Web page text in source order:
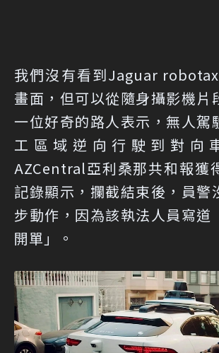
我們沒有看到Jaguar
畫面，但可以從隨身攝影機片
一位好奇的路人表示，無人駕
工區域逆向行駛到對向
AZCentral亞利桑那共和報獲
記錄顯示，攔截結束後，員警
步動作，因為該執法人員寫道
開單」。